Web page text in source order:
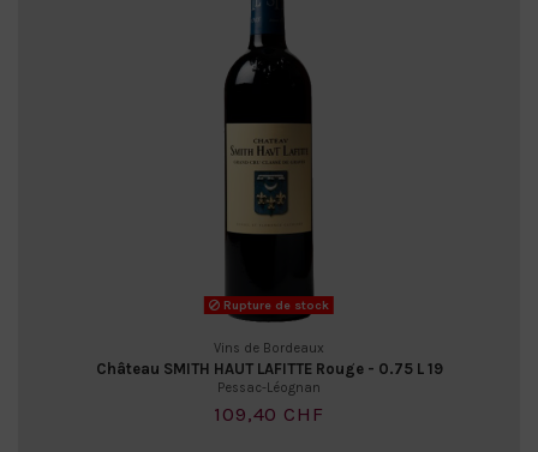
Rupture de stock
Vins de Bordeaux
Château SMITH HAUT LAFITTE Rouge - 0.75 L 19
Pessac-Léognan
109,40 CHF